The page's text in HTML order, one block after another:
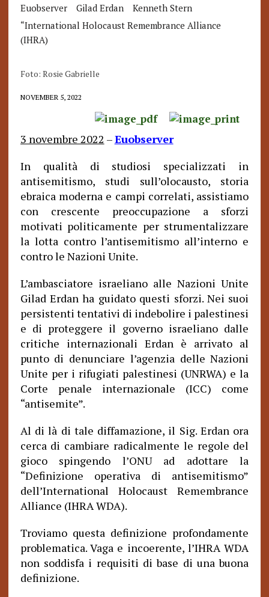
Euobserver
Gilad Erdan
Kenneth Stern
“International Holocaust Remembrance Alliance
(IHRA)
Foto: Rosie Gabrielle
NOVEMBER 5, 2022
3 novembre 2022 –Euobserver
In qualità di studiosi specializzati in
antisemitismo, studi sull’olocausto, storia
ebraica moderna e campi correlati, assistiamo
con crescente preoccupazione a sforzi
motivati ​​politicamente per strumentalizzare
la lotta contro l’antisemitismo all’interno e
contro le Nazioni Unite.
L’ambasciatore israeliano alle Nazioni Unite
Gilad Erdan ha guidato questi sforzi. Nei suoi
persistenti tentativi di indebolire i palestinesi
e di proteggere il governo israeliano dalle
critiche internazionali Erdan è arrivato al
punto di denunciare l’agenzia delle Nazioni
Unite per i rifugiati palestinesi (UNRWA) e la
Corte penale internazionale (ICC) come
“antisemite”.
Al di là di tale diffamazione, il Sig. Erdan ora
cerca di cambiare radicalmente le regole del
gioco spingendo l’ONU ad adottare la
“Definizione operativa di antisemitismo”
dell’International Holocaust Remembrance
Alliance (IHRA WDA).
Troviamo questa definizione profondamente
problematica. Vaga e incoerente, l’IHRA WDA
non soddisfa i requisiti di base di una buona
definizione.